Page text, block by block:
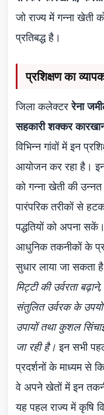
जो राज्य में गन्ना खेती
प्रतिबद्ध है।
प्रशिक्षण का
जिला कलेक्टररेना
सहकारी शक्कर
विभिन्न गांवों में इन
आयोजन कर रहा है। इन
को गन्ना खेती की
पारंपरिक तरीकों से
पद्धतियों को अपना
आधुनिक तकनीकों के
सुधार लाया जा सकता
मिट्टी की उर्वरता
संतुलित उर्वरक के
उपायों तथा कुशल
जा रही है। इन सभी
प्रदर्शनों के माध्यम से
वे अपने खेतों में इन
यह पहल राज्य में कृषि